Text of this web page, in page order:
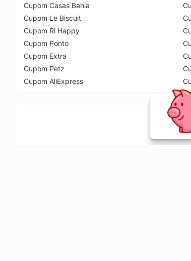
Cupom Casas Bahia
Cupom Le Biscuit
Cupom Ri Happy
Cupom Ponto
Cupom Extra
Cupom Petz
Cupom AliExpress